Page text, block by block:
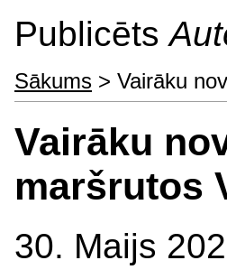
Publicēts
Sākums > Vairāku
Vairāku
maršrutos
30. Maijs